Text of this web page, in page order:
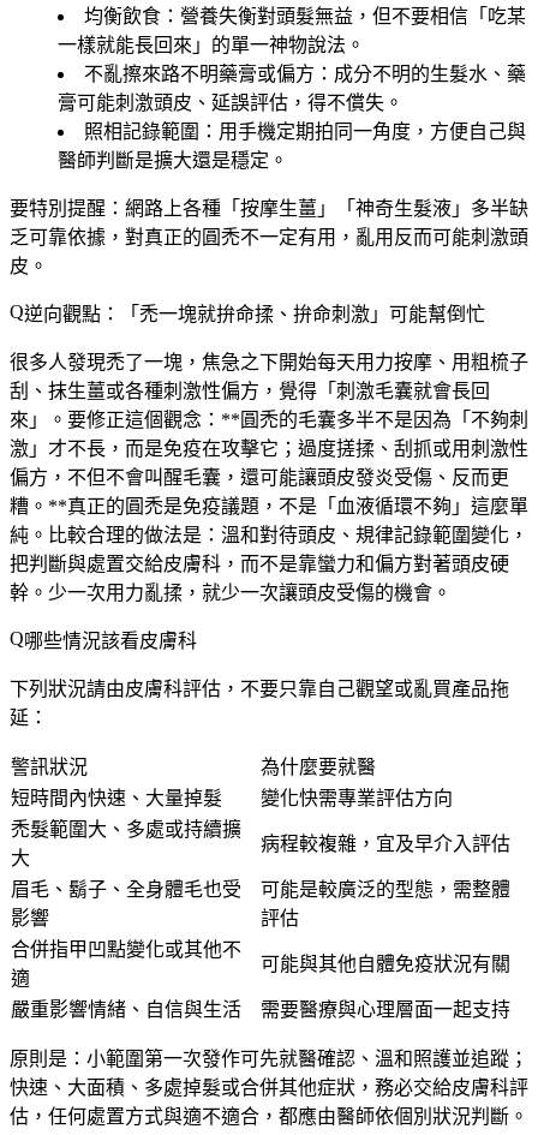
均衡飲食 ：營養失衡對頭髮無益，但不要相信「吃某
一樣就能長回來」的單一神物說法。
不亂擦來路不明藥膏或偏方 ：成分不明的生髮水、藥
膏可能刺激頭皮、延誤評估，得不償失。
照相記錄範圍 ：用手機定期拍同一角度，方便自己與
醫師判斷是擴大還是穩定。
要特別提醒：網路上各種「按摩生薑」「神奇生髮液」多半缺
乏可靠依據，對真正的圓禿不一定有用，亂用反而可能刺激頭
皮。
逆向觀點：「禿一塊就拚命揉、拚命刺激」可能幫倒忙
很多人發現禿了一塊，焦急之下開始每天用力按摩、用粗梳子
刮、抹生薑或各種刺激性偏方，覺得「刺激毛囊就會長回
來」。要修正這個觀念：**圓禿的毛囊多半不是因為「不夠刺
激」才不長，而是免疫在攻擊它；過度搓揉、刮抓或用刺激性
偏方，不但不會叫醒毛囊，還可能讓頭皮發炎受傷、反而更
糟。**真正的圓禿是免疫議題，不是「血液循環不夠」這麼單
純。比較合理的做法是：溫和對待頭皮、規律記錄範圍變化，
把判斷與處置交給皮膚科，而不是靠蠻力和偏方對著頭皮硬
幹。少一次用力亂揉，就少一次讓頭皮受傷的機會。
哪些情況該看皮膚科
下列狀況請由皮膚科評估，不要只靠自己觀望或亂買產品拖
延：
警訊狀況
為什麼要就醫
短時間內快速、大量掉髮
變化快需專業評估方向
禿髮範圍大、多處或持續擴
大
病程較複雜，宜及早介入評估
眉毛、鬍子、全身體毛也受
影響
可能是較廣泛的型態，需整體
評估
合併指甲凹點變化或其他不
適
可能與其他自體免疫狀況有關
嚴重影響情緒、自信與生活 需要醫療與心理層面一起支持
原則是： 小範圍第一次發作可先就醫確認、溫和照護並追蹤；
快速、大面積、多處掉髮或合併其他症狀，務必交給皮膚科評
估 ，任何處置方式與適不適合，都應由醫師依個別狀況判斷。